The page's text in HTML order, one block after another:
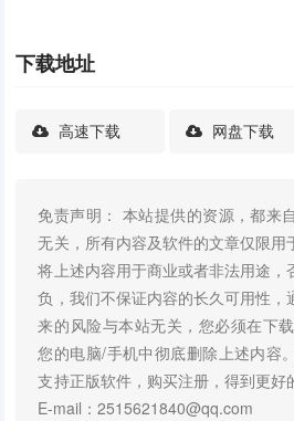
下载地址
高速下载 网盘下载
免责声明： 本站提供的资源，都来
无关，所有内容及软件的文章仅限用
将上述内容用于商业或者非法用途，
负，我们不保证内容的长久可用性，
来的风险与本站无关，您必须在下
您的电脑/手机中彻底删除上述内容
支持正版软件，购买注册，得到更好
E-mail：2515621840@qq.com